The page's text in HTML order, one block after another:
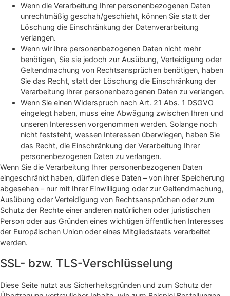
Wenn die Verarbeitung Ihrer personenbezogenen Daten
unrechtmäßig geschah/geschieht, können Sie statt der
Löschung die Einschränkung der Datenverarbeitung
verlangen.
Wenn wir Ihre personenbezogenen Daten nicht mehr
benötigen, Sie sie jedoch zur Ausübung, Verteidigung oder
Geltendmachung von Rechtsansprüchen benötigen, haben
Sie das Recht, statt der Löschung die Einschränkung der
Verarbeitung Ihrer personenbezogenen Daten zu verlangen.
Wenn Sie einen Widerspruch nach Art. 21 Abs. 1 DSGVO
eingelegt haben, muss eine Abwägung zwischen Ihren und
unseren Interessen vorgenommen werden. Solange noch
nicht feststeht, wessen Interessen überwiegen, haben Sie
das Recht, die Einschränkung der Verarbeitung Ihrer
personenbezogenen Daten zu verlangen.
Wenn Sie die Verarbeitung Ihrer personenbezogenen Daten
eingeschränkt haben, dürfen diese Daten – von ihrer Speicherung
abgesehen – nur mit Ihrer Einwilligung oder zur Geltendmachung,
Ausübung oder Verteidigung von Rechtsansprüchen oder zum
Schutz der Rechte einer anderen natürlichen oder juristischen
Person oder aus Gründen eines wichtigen öffentlichen Interesses
der Europäischen Union oder eines Mitgliedstaats verarbeitet
werden.
SSL- bzw. TLS-Verschlüsselung
Diese Seite nutzt aus Sicherheitsgründen und zum Schutz der